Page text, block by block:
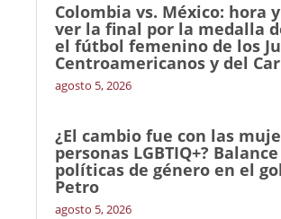
Colombia vs. México: hora
ver la final por la medalla
el fútbol femenino de los
Centroamericanos y del
agosto 5, 2026
¿El cambio fue con las
personas LGBTIQ+?
políticas de género en el
Petro
agosto 5, 2026